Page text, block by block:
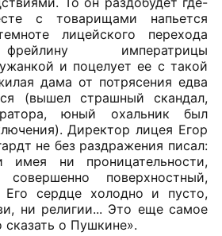
с товарищами напьется
лицейского перехода
императрицы
и поцелует ее с такой
дама от потрясения едва
(вышел страшный скандал,
юный охальник был
Директор лицея Егор
не без раздражения писал:
ни проницательности,
поверхностный,
Его сердце холодно и пусто,
ни религии... Это еще самое
о Пушкине».